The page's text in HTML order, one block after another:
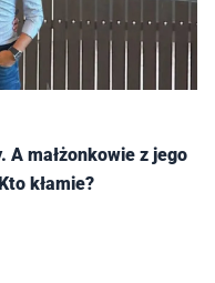
A małżonkowie z jego
kłamie?